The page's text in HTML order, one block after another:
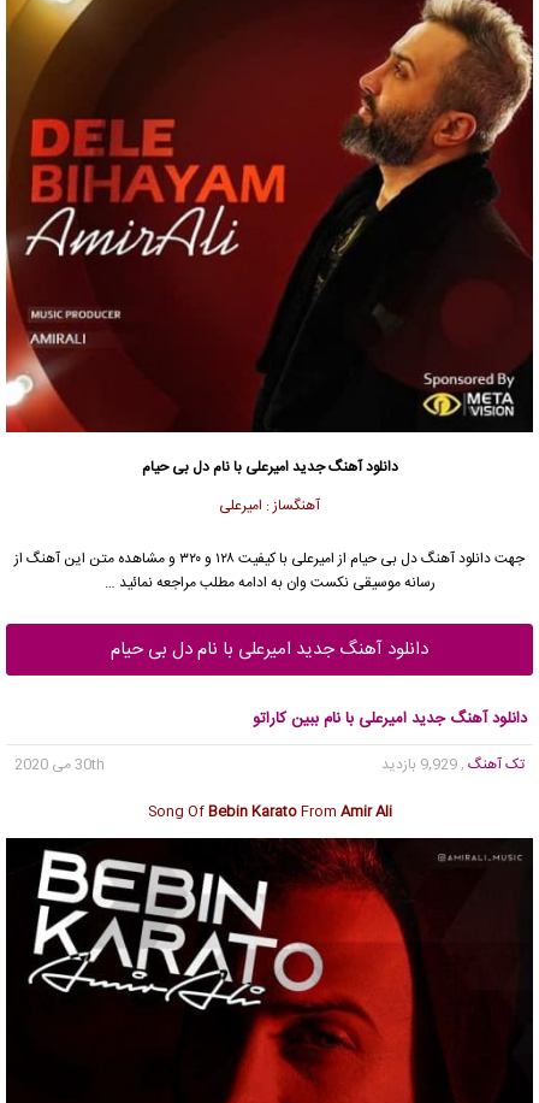
دانلود آهنگ جدیدامیرعلی با نام دل بی حیام
آهنگساز : امیرعلی
جهت دانلود آهنگ دل بی حیام از امیرعلی
با کیفیت ۱۲۸ و ۳۲۰ و مشاهده متن این آهنگ از
رسانه موسیقی نکست وان به ادامه مطلب مراجعه نمائید …
دانلود آهنگ جدید امیرعلی با نام دل بی حیام
دانلود آهنگ جدید امیرعلی با نام ببین کاراتو
تک آهنگ , 9,929 بازدید
30th می 2020
Song OfBebin KaratoFrom Amir Ali